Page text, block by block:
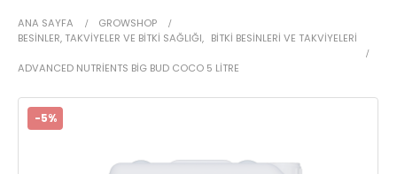
ANA SAYFA
GROWSHOP
BESINLER, TAKVIYELER VE BITKI SAĞLIĞI, BITKI BESINLERI VE TAKVIYELERI
ADVANCED NUTRIENTS BIG BUD COCO 5 LITRE
-5%